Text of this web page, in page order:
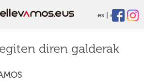
es eu
diren galderak